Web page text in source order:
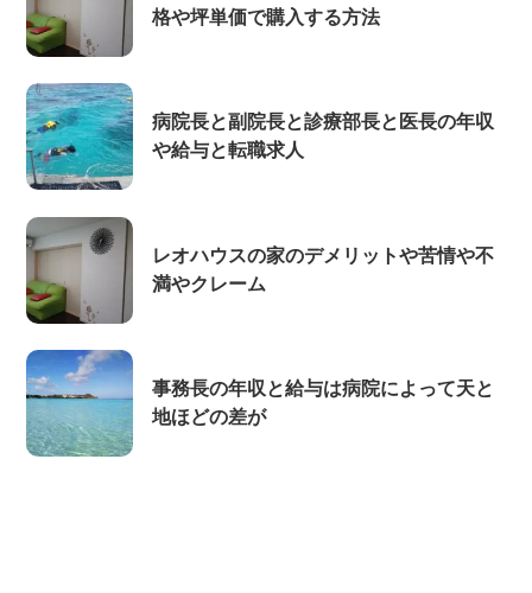
格や坪単価で購入する方法
病院長と副院長と診療部長と医長の年収
や給与と転職求人
レオハウスの家のデメリットや苦情や不
満やクレーム
事務長の年収と給与は病院によって天と
地ほどの差が